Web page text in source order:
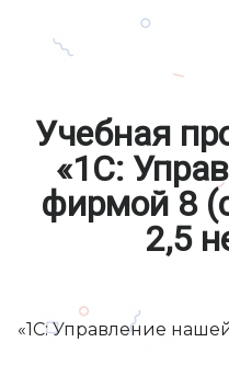
Учебная
«1C:
фирмой 8
2,5
«1С: Управление